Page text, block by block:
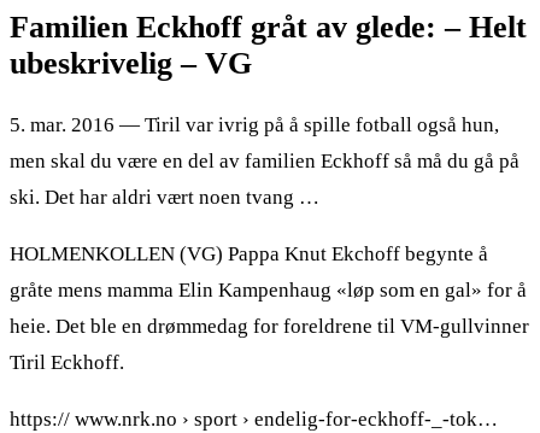
Familien Eckhoff gråt av glede: – Helt
ubeskrivelig – VG
5. mar. 2016 — Tiril var ivrig på å spille fotball også hun,
men skal du være en del av familien Eckhoff så må du gå på
ski. Det har aldri vært noen tvang …
HOLMENKOLLEN (VG) Pappa Knut Ekchoff begynte å
gråte mens mamma Elin Kampenhaug «løp som en gal» for å
heie. Det ble en drømmedag for foreldrene til VM-gullvinner
Tiril Eckhoff.
https:// www.nrk.no › sport › endelig-for-eckhoff-_-tok…